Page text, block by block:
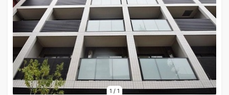
1 / 1